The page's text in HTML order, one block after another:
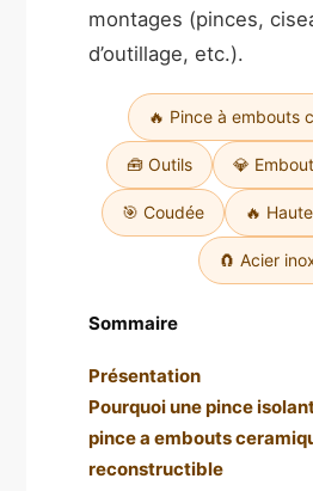
montages (pinces,
d’outillage, etc.).
🔥 Pince à embouts
🧰 Outils 💎
🎯 Coudée 🔥
🧲 Acier
Sommaire
Présentation
Pourquoi une pince
pince a embouts
reconstructible